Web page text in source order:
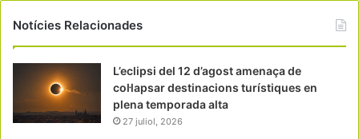
Notícies Relacionades
L’eclipsi del 12 d’agost amenaça de
col·lapsar destinacions turístiques en
plena temporada alta
27 juliol, 2026